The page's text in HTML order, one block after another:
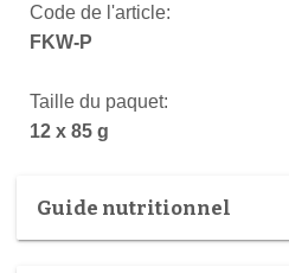
Code de l'article:
FKW-P
Taille du paquet:
12 x 85 g
Guide nutritionnel